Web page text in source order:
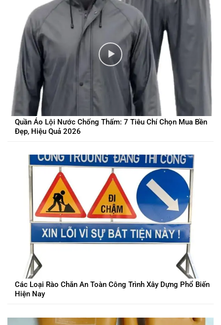
Quần Áo Lội Nước Chống Thấm: 7 Tiêu Chí Chọn Mua Bền
Đẹp, Hiệu Quả 2026
Các Loại Rào Chắn An Toàn Công Trình Xây Dựng Phổ Biến
Hiện Nay